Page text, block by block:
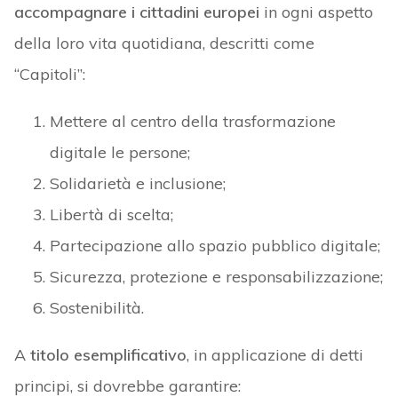
accompagnare i cittadini europei in ogni aspetto
della loro vita quotidiana, descritti come
“Capitoli”:
Mettere al centro della trasformazione
digitale le persone;
Solidarietà e inclusione;
Libertà di scelta;
Partecipazione allo spazio pubblico digitale;
Sicurezza, protezione e responsabilizzazione;
Sostenibilità.
A titolo esemplificativo, in applicazione di detti
principi, si dovrebbe garantire: